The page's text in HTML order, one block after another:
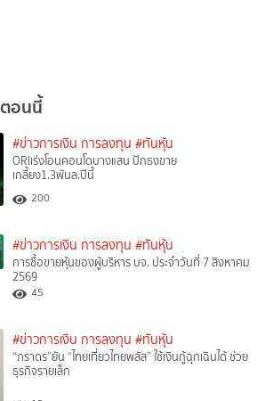
อนนี้
#ข่าวการเงิน การลงทุน #ทันหุ้น
ORIเร่งโอนคอนโดบางแสน ปักธงขาย
เกลี้ยง1.3พันล.ปีนี้
200
#ข่าวการเงิน การลงทุน #ทันหุ้น
การซื้อขายหุ้นของผู้บริหาร บจ. ประจำวันที่ 7 สิงหาคม
2569
45
#ข่าวการเงิน การลงทุน #ทันหุ้น
“ภราดร”ยัน “ไทยเที่ยวไทยพลัส” ใช้เงินกู้ฉุกเฉินได้ ช่วย
ธุรกิจรายเล็ก